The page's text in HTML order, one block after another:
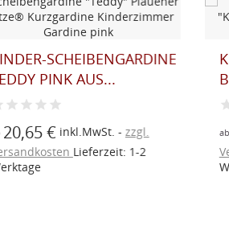
KURZGARDINE KLEINE
BLÜTEN WEISS...
ab19,60 €inkl.MwSt. zzgl.
VersandkostenLieferzeit: 1-2
Werktage